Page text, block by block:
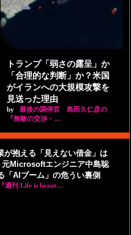
トランプ「弱さの露呈」か
「合理的な判断」か？米国
がイランへの大規模攻撃を
見送った理由
by
最後の調停官 島田久仁彦の
『無敵の交渉・…
が抱える「見えない借金」は
元Microsoftエンジニア中島聡
「AIブーム」の危うい裏側
週刊 Life is beaut…